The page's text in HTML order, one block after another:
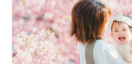
撮影後は、独自の編集技術で写真の
整。自然な雰囲気を残しつつも、お
に。きっと「こんな写真を撮ってほ
出会えます。まずは、ラブグラフの撮